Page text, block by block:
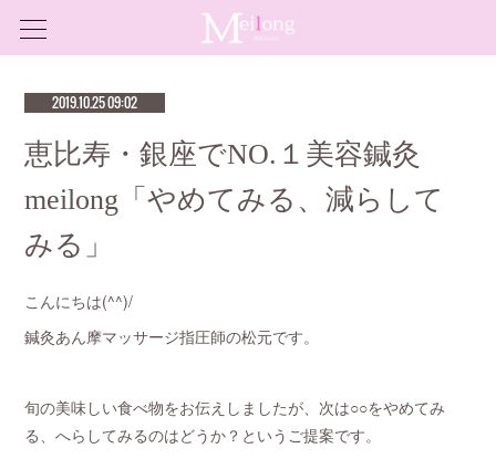
2019.10.25 09:02
恵比寿・銀座でNO.１美容鍼灸
meilong「やめてみる、減らして
みる」
こんにちは(^^)/
鍼灸あん摩マッサージ指圧師の松元です。
旬の美味しい食べ物をお伝えしましたが、次は○○をやめてみ
る、へらしてみるのはどうか？というご提案です。